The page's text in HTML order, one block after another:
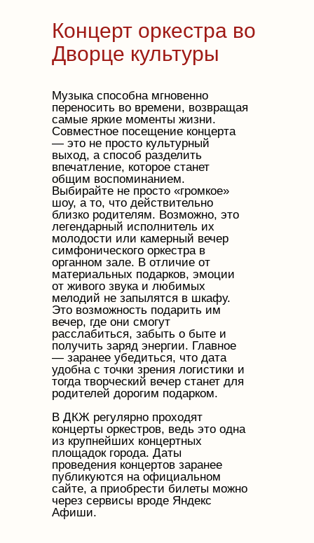
Концерт оркестра во
Дворце культуры
Музыка способна мгновенно
переносить во времени, возвращая
самые яркие моменты жизни.
Совместное посещение концерта
— это не просто культурный
выход, а способ разделить
впечатление, которое станет
общим воспоминанием.
Выбирайте не просто «громкое»
шоу, а то, что действительно
близко родителям. Возможно, это
легендарный исполнитель их
молодости или камерный вечер
симфонического оркестра в
органном зале. В отличие от
материальных подарков, эмоции
от живого звука и любимых
мелодий не запылятся в шкафу.
Это возможность подарить им
вечер, где они смогут
расслабиться, забыть о быте и
получить заряд энергии. Главное
— заранее убедиться, что дата
удобна с точки зрения логистики и
тогда творческий вечер станет для
родителей дорогим подарком.
В ДКЖ регулярно проходят
концерты оркестров, ведь это одна
из крупнейших концертных
площадок города. Даты
проведения концертов заранее
публикуются на официальном
сайте, а приобрести билеты можно
через сервисы вроде Яндекс
Афиши.